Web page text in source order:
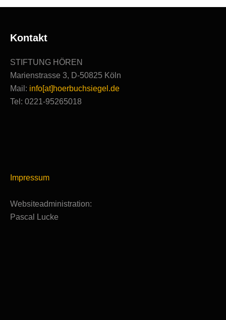
Kontakt
STIFTUNG HÖREN
Marienstrasse 3, D-50825 Köln
Mail: info[at]hoerbuchsiegel.de
Tel: 0221-95265018
Impressum
Websiteadministration:
Pascal Lucke